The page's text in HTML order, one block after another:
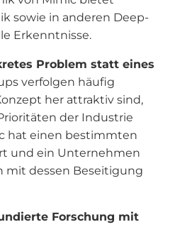
sowie in anderen Deep-
Erkenntnisse.
Problem statt eines
verfolgen häufig
her attraktiv sind,
der Industrie
hat einen bestimmten
und ein Unternehmen
mit dessen Beseitigung
Forschung mit